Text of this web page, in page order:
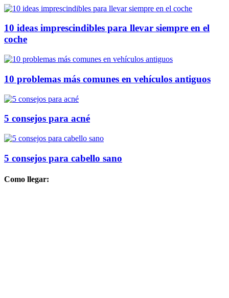
10 ideas imprescindibles para llevar siempre en el
coche
10 problemas más comunes en vehículos antiguos
5 consejos para acné
5 consejos para cabello sano
Como llegar: